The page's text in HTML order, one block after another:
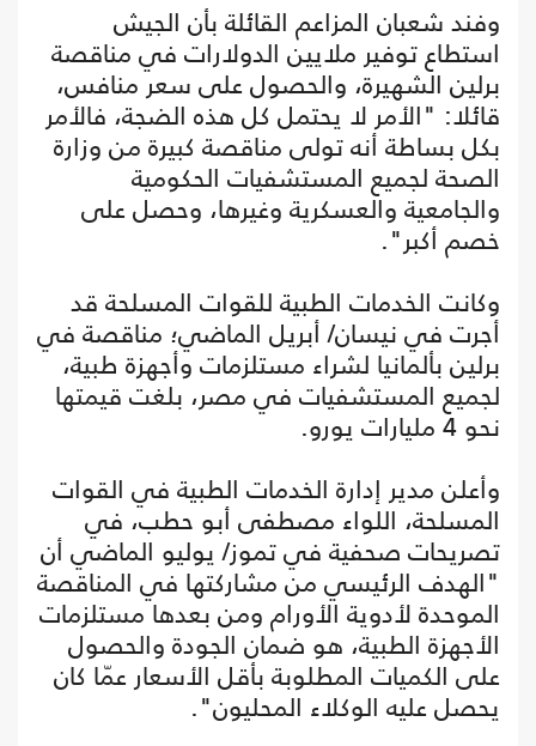
وفند شعبان المزاعم القائلة بأن الجيش
استطاع توفير ملايين الدولارات في مناقصة
برلين الشهيرة، والحصول على سعر منافس،
قائلا: "الأمر لا يحتمل كل هذه الضجة، فالأمر
بكل بساطة أنه تولى مناقصة كبيرة من وزارة
الصحة لجميع المستشفيات الحكومية
والجامعية والعسكرية وغيرها، وحصل على
خصم أكبر".
وكانت الخدمات الطبية للقوات المسلحة قد
أجرت في نيسان/ أبريل الماضي؛ مناقصة في
برلين بألمانيا لشراء مستلزمات وأجهزة طبية،
لجميع المستشفيات في مصر، بلغت قيمتها
نحو 4 مليارات يورو.
وأعلن مدير إدارة الخدمات الطبية في القوات
المسلحة، اللواء مصطفى أبو حطب، في
تصريحات صحفية في تموز/ يوليو الماضي أن
"الهدف الرئيسي من مشاركتها في المناقصة
الموحدة لأدوية الأورام ومن بعدها مستلزمات
الأجهزة الطبية، هو ضمان الجودة والحصول
على الكميات المطلوبة بأقل الأسعار عمّا كان
يحصل عليه الوكلاء المحليون".